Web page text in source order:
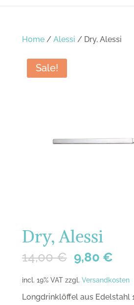
Home/ Alessi / Dry, Alessi
Sale!
Dry, Alessi
14,00€ 9,80 €
incl. 19% VAT zzgl. Versandkosten
Longdrinklöffel aus Edelstahl